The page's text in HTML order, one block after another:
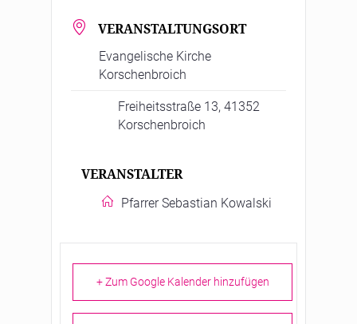
VERANSTALTUNGSORT
Evangelische Kirche
Korschenbroich
Freiheitsstraße 13, 41352
Korschenbroich
VERANSTALTER
Pfarrer Sebastian Kowalski
+ Zum Google Kalender hinzufügen